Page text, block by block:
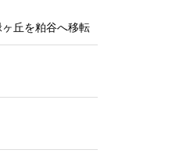
丘を粕谷へ移転